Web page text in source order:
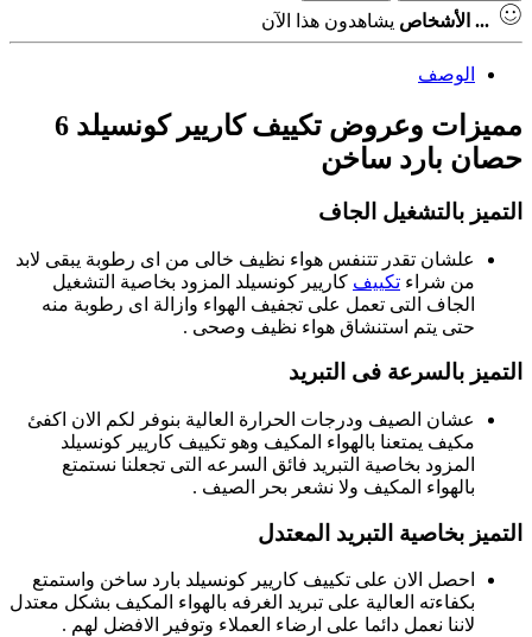
... الأشخاص يشاهدون هذا الآن
الوصف
مميزات وعروض تكييف كاريير كونسيلد 6
حصان بارد ساخن
التميز بالتشغيل الجاف
علشان تقدر تتنفس هواء نظيف خالى من اى رطوبة يبقى لابد
من شراء تكييف كاريير كونسيلد المزود بخاصية التشغيل
الجاف التى تعمل على تجفيف الهواء وازالة اى رطوبة منه
حتى يتم استنشاق هواء نظيف وصحى .
التميز بالسرعة فى التبريد
عشان الصيف ودرجات الحرارة العالية بنوفر لكم الان اكفئ
مكيف يمتعنا بالهواء المكيف وهو تكييف كاريير كونسيلد
المزود بخاصية التبريد فائق السرعه التى تجعلنا نستمتع
بالهواء المكيف ولا نشعر بحر الصيف .
التميز بخاصية التبريد المعتدل
احصل الان على تكييف كاريير كونسيلد بارد ساخن واستمتع
بكفاءته العالية على تبريد الغرفه بالهواء المكيف بشكل معتدل
لاننا نعمل دائما على ارضاء العملاء وتوفير الافضل لهم .